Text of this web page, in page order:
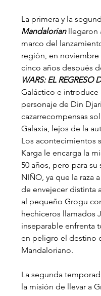
La primera y la
Mandalorian llegaron
marco del
región, en noviembre
cinco años después
WARS: EL REGRESO
Galáctico e introduce
personaje de Din
cazarrecompensas
Galaxia, lejos de la
Los acontecimientos
Karga le encarga la
50 años, pero para
NIÑO, ya que la raza
de envejecer distinta
al pequeño Grogu
hechiceros llamados
inseparable enfrenta
en peligro el destino
Mandaloriano.
La segunda
la misión de llevar a